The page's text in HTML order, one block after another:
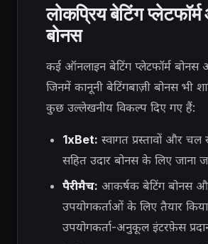
लोकप्रिय बेटिंग
बोनस
कई ऑनलाइन बेटिंग प्लेटफॉर्म
जिनमें कानूनी बेटिंगबाज़ी बोनस भी
कुछ उल्लेखनीय विकल्प दिए गए हैं:
1xBet: स्वागत प्रस्तावों और चल
सहित उदार बोनस के लिए जाना
पैरीमैच: आकर्षक बेटिंग बोनस
उपयोगकर्ताओं के लिए तैयार
उपयोगकर्ता-अनुकूल इंटरफ़ेस